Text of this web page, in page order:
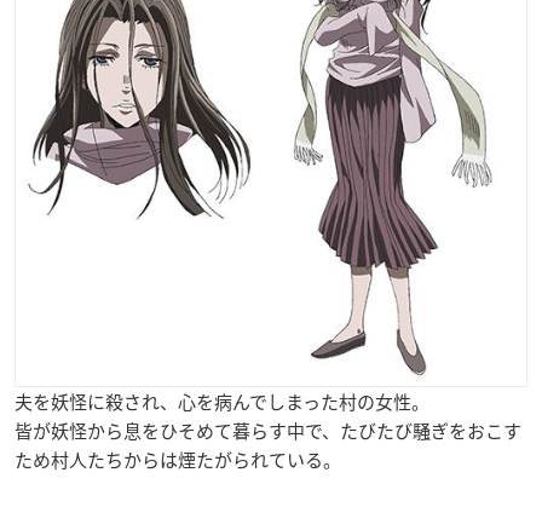
夫を妖怪に殺され、心を病んでしまった村の女性。
皆が妖怪から息をひそめて暮らす中で、たびたび騒ぎをおこす
ため村人たちからは煙たがられている。